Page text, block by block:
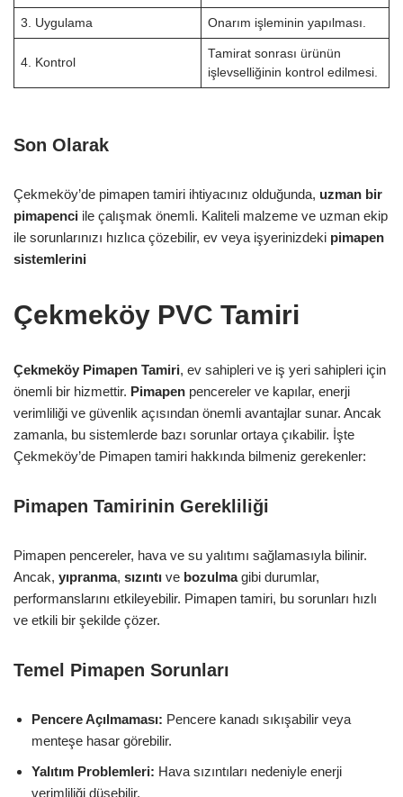
3. Uygulama Onarım işleminin yapılması.
4. Kontrol
Tamirat sonrası ürünün
işlevselliğinin kontrol edilmesi.
Son Olarak
Çekmeköy’de pimapen tamiri ihtiyacınız olduğunda, uzman bir
pimapenci ile çalışmak önemli. Kaliteli malzeme ve uzman ekip
ile sorunlarınızı hızlıca çözebilir, ev veya işyerinizdeki pimapen
sistemlerini
Çekmeköy PVC Tamiri
Çekmeköy Pimapen Tamiri, ev sahipleri ve iş yeri sahipleri için
önemli bir hizmettir. Pimapen pencereler ve kapılar, enerji
verimliliği ve güvenlik açısından önemli avantajlar sunar. Ancak
zamanla, bu sistemlerde bazı sorunlar ortaya çıkabilir. İşte
Çekmeköy’de Pimapen tamiri hakkında bilmeniz gerekenler:
Pimapen Tamirinin Gerekliliği
Pimapen pencereler, hava ve su yalıtımı sağlamasıyla bilinir.
Ancak, yıpranma, sızıntı ve bozulmagibi durumlar,
performanslarını etkileyebilir. Pimapen tamiri, bu sorunları hızlı
ve etkili bir şekilde çözer.
Temel Pimapen Sorunları
Pencere Açılmaması: Pencere kanadı sıkışabilir veya
menteşe hasar görebilir.
Yalıtım Problemleri: Hava sızıntıları nedeniyle enerji
verimliliği düşebilir.